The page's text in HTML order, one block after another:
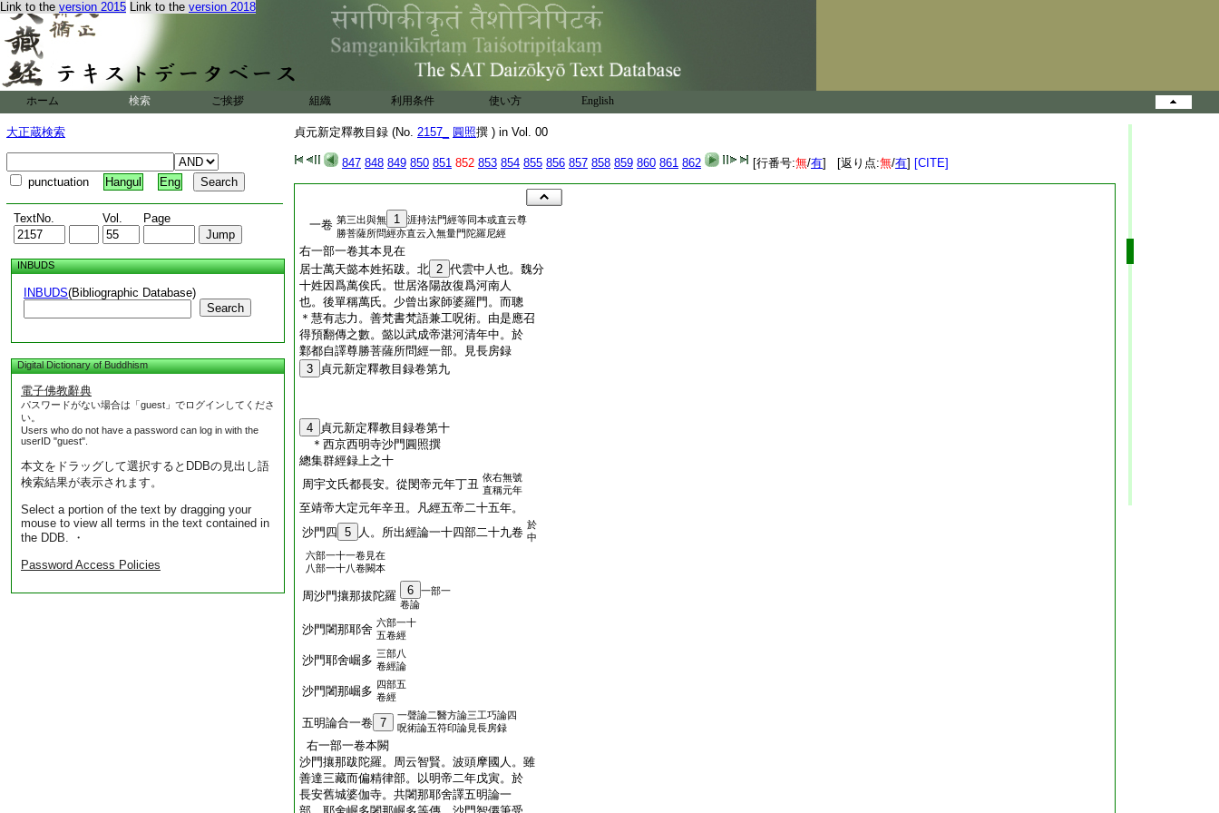
Link to the version 2015 Link to the version 2018
ホーム 検索 ご挨拶 組織 利用条件 使い方 English
大正蔵検索
punctuation Hangul Eng
TextNo. Vol. Page
INBUDS
INBUDS(Bibliographic Database)
Search
Digital Dictionary of Buddhism
電子佛教辭典
パスワードがない場合は「guest」でログインしてくださ
い。
Users who do not have a password can log in with the
userID "guest".
本文をドラッグして選択するとDDBの見出し語
検索結果が表示されます。
Select a portion of the text by dragging your
mouse to view all terms in the text contained in
the DDB. ・
Password Access Policies
貞元新定釋教目録 (No. 2157_ 圓照撰 ) in Vol. 00
847 848 849 850 851 852 853 854 855 856 857 858 859 860 861 862 [行番号:無/有] [返り点:無/有] [CITE]
一卷 第三出與無 1
涯持法門經等同本或直云尊
勝菩薩所問經亦直云入無量門陀羅尼經
右一部一卷其本見在
居士萬天懿本姓拓跋。北 2 代雲中人也。魏分
十姓因爲萬俟氏。世居洛陽故復爲河南人
也。後單稱萬氏。少曾出家師婆羅門。而聰
＊慧有志力。善梵書梵語兼工呪術。由是應召
得預翻傳之數。懿以武成帝湛河清年中。於
鄴都自譯尊勝菩薩所問經一部。見長房録
3
貞元新定釋教目録卷第九
4
貞元新定釋教目録卷第十
＊西京西明寺沙門圓照撰
總集群經録上之十
周宇文氏都長安。從閔帝元年丁丑 依右無號
直稱元年
至靖帝大定元年辛丑。凡經五帝二十五年。
沙門四 5 人。所出經論一十四部二十九卷
於
中
六部一十一卷見在
八部一十八卷闕本
周沙門攘那拔陀羅 6
一部一
卷論
沙門闍那耶舍 六部一十
五卷經
沙門耶舍崛多 三部八
卷經論
沙門闍那崛多 四部五
卷經
五明論合一卷 7
一聲論二醫方論三工巧論四
呪術論五符印論見長房録
右一部一卷本闕
沙門攘那跋陀羅。周云智賢。波頭摩國人。雖
善達三藏而偏精律部。以明帝二年戊寅。於
長安舊城婆伽寺。共闍那耶舍譯五明論一